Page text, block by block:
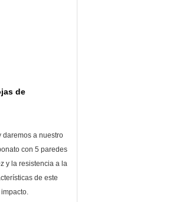
de
daremos a nuestro
con 5 paredes
y la resistencia a la
de este